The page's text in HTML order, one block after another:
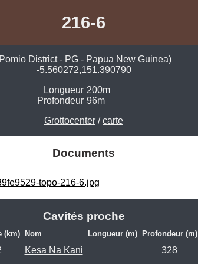
216-6
District - PG - Papua New Guinea)
-5.560272,151.390790
Longueur 200m
Profondeur 96m
Grottocenter /carte
Documents
topo-216-6.jpg
Cavités proche
(km) Nom Longueur (m) Profondeur (m)
Kesa Na Kani
328